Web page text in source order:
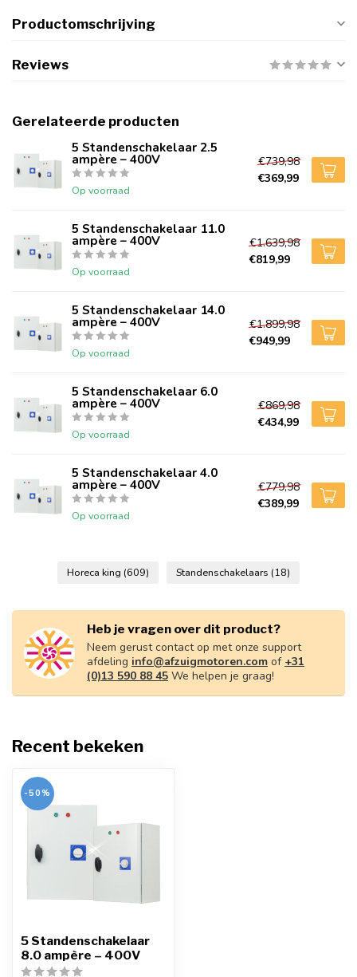
Productomschrijving
Reviews
Gerelateerde producten
5 Standenschakelaar 2.5
ampère – 400V
Op voorraad
€739,98
€369,99
5 Standenschakelaar 11.0
ampère – 400V
Op voorraad
€1.639,98
€819,99
5 Standenschakelaar 14.0
ampère – 400V
Op voorraad
€1.899,98
€949,99
5 Standenschakelaar 6.0
ampère – 400V
Op voorraad
€869,98
€434,99
5 Standenschakelaar 4.0
ampère – 400V
Op voorraad
€779,98
€389,99
Horeca king (609) Standenschakelaars (18)
Heb je vragen over dit product?
Neem gerust contact op met onze support
afdeling info@afzuigmotoren.com of +31
(0)13 590 88 45 We helpen je graag!
Recent bekeken
-50%
5 Standenschakelaar
8.0 ampère – 400V